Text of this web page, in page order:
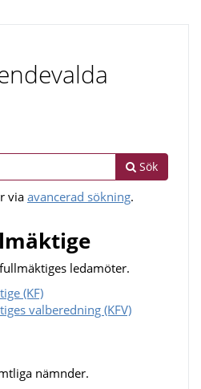
Sök
via avancerad sökning.
ledamöter.
(KF)
valberedning (KFV)
nämnder.